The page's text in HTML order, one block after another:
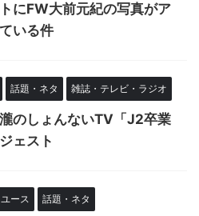
にFW大前元紀の写真がア
いる件
話題・ネタ 雑誌・テレビ・ラジオ
のしょんないTV「J2卒業
ェスト
ユース 話題・ネタ